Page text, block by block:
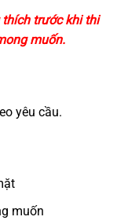
trước khi thi
muốn.
yêu cầu.
muốn